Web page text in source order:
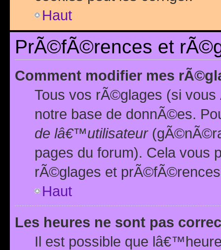
Haut
PrÃ©fÃ©rences et
Comment modifier mes
Tous vos rÃ©glages (si
notre base de donnÃ©es.
de lâ€™utilisateur
pages du forum). Cela vous
rÃ©glages et
Haut
Les heures ne sont pas
Il est possible que